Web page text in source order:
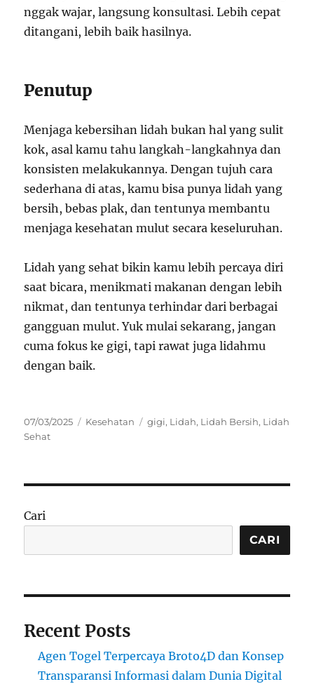
nggak wajar, langsung konsultasi. Lebih cepat
ditangani, lebih baik hasilnya.
Penutup
Menjaga kebersihan lidah bukan hal yang sulit
kok, asal kamu tahu langkah-langkahnya dan
konsisten melakukannya. Dengan tujuh cara
sederhana di atas, kamu bisa punya lidah yang
bersih, bebas plak, dan tentunya membantu
menjaga kesehatan mulut secara keseluruhan.
Lidah yang sehat bikin kamu lebih percaya diri
saat bicara, menikmati makanan dengan lebih
nikmat, dan tentunya terhindar dari berbagai
gangguan mulut. Yuk mulai sekarang, jangan
cuma fokus ke gigi, tapi rawat juga lidahmu
dengan baik.
Posted
on
07/03/2025 Categories
Kesehatan Tags
gigi, Lidah, Lidah Bersih, Lidah
Sehat
Cari
CARI
Recent Posts
Agen Togel Terpercaya Broto4D dan Konsep
Transparansi Informasi dalam Dunia Digital